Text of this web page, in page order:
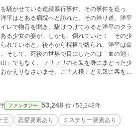
騒がせている連続暴行事件。その事件を追っ
平はとある病院へと訪れた。その帰り道、洋平
レで物音を聞き、駆けつけてみると洋平のクラ
ある少女の姿が。しかも、倒れていた！ その少
れていると、後ろから棍棒で殴られ、洋平は命
そして、死後の世界で目にしたのは「血の池」
」でもなく、フリフリの衣装を身にまとった少
かえりなさいませ、ご主人様」と元気に客を迎
喫茶』だった。
ファンタジー 53,248 位 / 53,248件
王 恋愛要素あり
ミステリー要素あり